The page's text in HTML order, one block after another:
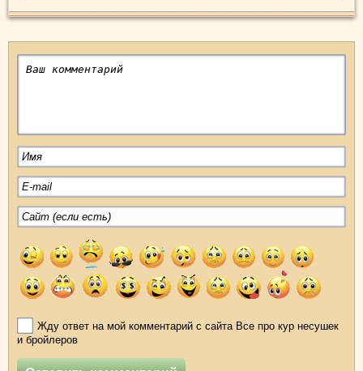
Жду ответ на мой комментарий с сайта Все про кур несушек
и бройлеров